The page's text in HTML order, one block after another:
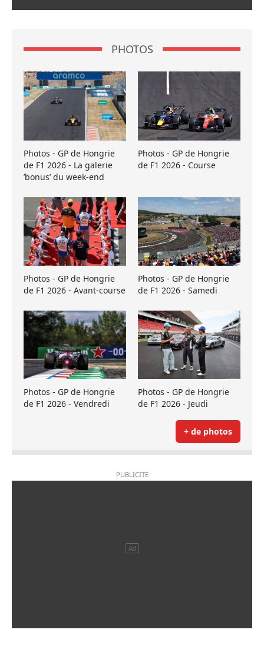
PHOTOS
Photos - GP de Hongrie
de F1 2026 - La galerie
’bonus’ du week-end
Photos - GP de Hongrie
de F1 2026 - Course
Photos - GP de Hongrie
de F1 2026 - Avant-course
Photos - GP de Hongrie
de F1 2026 - Samedi
Photos - GP de Hongrie
de F1 2026 - Vendredi
Photos - GP de Hongrie
de F1 2026 - Jeudi
+ de photos